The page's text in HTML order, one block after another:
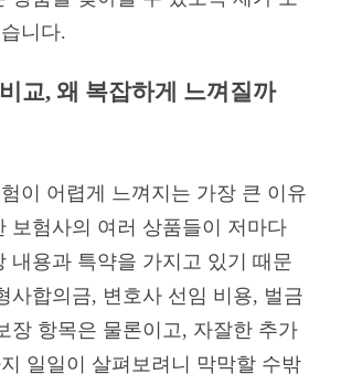
니다.
교, 왜 복잡하게 느껴질까
이 어렵게 느껴지는 가장 큰 이유
보험사의 여러 상품들이 저마다
내용과 특약을 가지고 있기 때문
사합의금, 변호사 선임 비용, 벌금
장 항목은 물론이고, 자잘한 추가
일일이 살펴보려니 막막할 수밖